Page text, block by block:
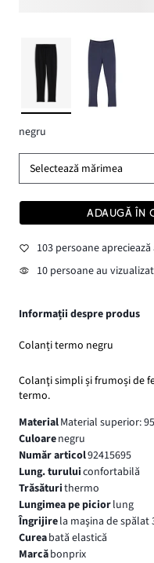
negru
Selectează mărimea
ADAUGĂ ÎN
103 persoane
10 persoane au
Informații despre produs
Colanți termo negru
Colanţi simpli și frumoși de
termo.
MaterialMaterial superior:
Culoarenegru
Număr articol92415695
Lung. turuluiconfortabilă
Trăsăturithermo
Lungimea pe piciorlung
Îngrijirela maşina de spălat
Cureabată elastică
Marcăbonprix